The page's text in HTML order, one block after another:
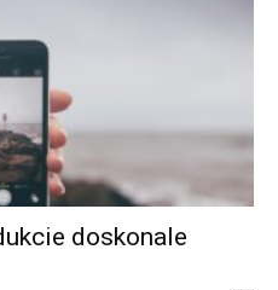
doskonale